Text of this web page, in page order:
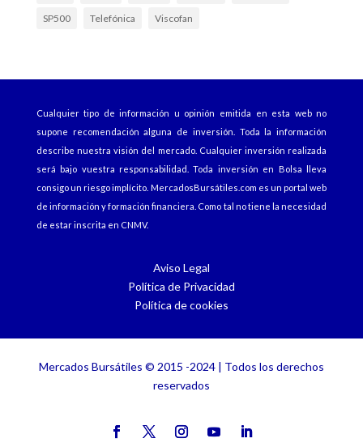
SP500 Telefónica Viscofan
Cualquier tipo de información u opinión emitida en esta web no
supone recomendación alguna de inversión. Toda la información
describe nuestra visión del mercado. Cualquier inversión realizada
será bajo vuestra responsabilidad. Toda inversión en Bolsa lleva
consigo un riesgo implícito. MercadosBursátiles.com es un portal web
de información y formación financiera. Como tal no tiene la necesidad
de estar inscrita en CNMV.
Aviso Legal
Política de Privacidad
Política de cookies
Mercados Bursátiles © 2015 -2024 | Todos los derechos
reservados